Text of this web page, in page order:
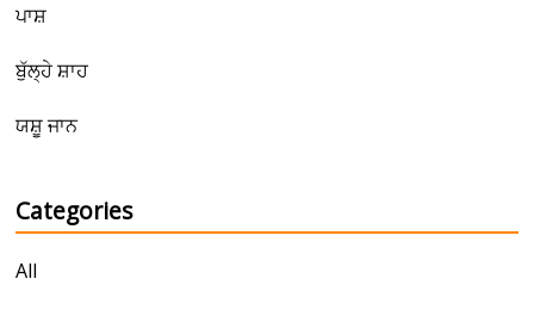
ਪਾਸ਼
ਬੁੱਲ੍ਹੇ ਸ਼ਾਹ
ਯਸ਼ੂ ਜਾਨ
Categories
All